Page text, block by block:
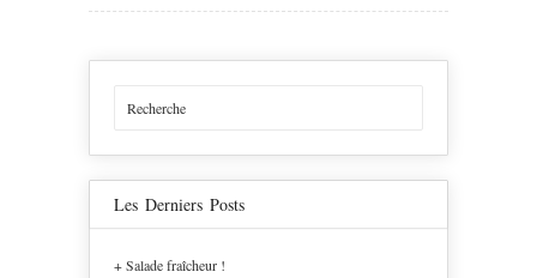
Les Derniers Posts
Salade fraîcheur !